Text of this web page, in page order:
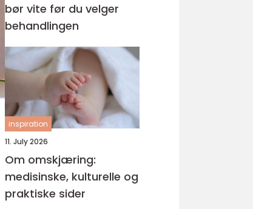
bør vite før du velger
behandlingen
inspiration
11. July 2026
Om omskjæring:
medisinske, kulturelle og
praktiske sider